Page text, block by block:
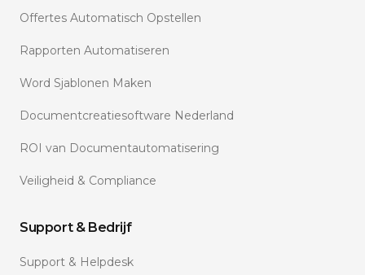
Offertes Automatisch Opstellen
Rapporten Automatiseren
Word Sjablonen Maken
Documentcreatiesoftware Nederland
ROI van Documentautomatisering
Veiligheid & Compliance
Support & Bedrijf
Support & Helpdesk